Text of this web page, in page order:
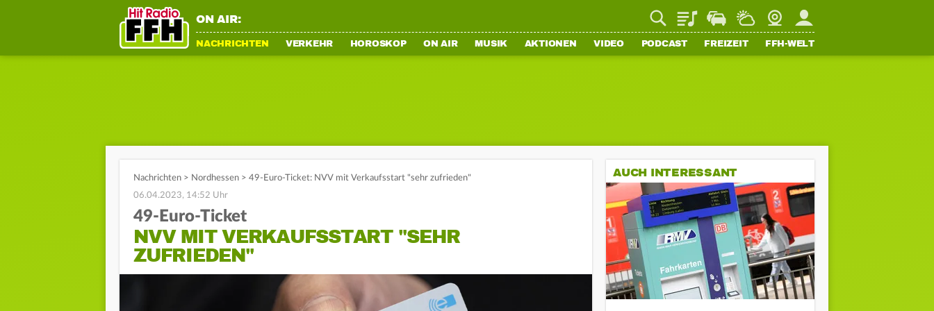
ON AIR: PlaylistStaupilotWetterWebcamMein FFH
NACHRICHTEN VERKEHR HOROSKOP ON AIR MUSIK AKTIONEN VIDEO PODCAST FREIZEIT FFH-WELT
Nachrichten > Nordhessen > 49-Euro-Ticket: NVV mit Verkaufsstart "sehr zufrieden"
06.04.2023, 14:52 Uhr
49-Euro-Ticket
NVV MIT VERKAUFSSTART "SEHR
ZUFRIEDEN"
AUCH INTERESSANT